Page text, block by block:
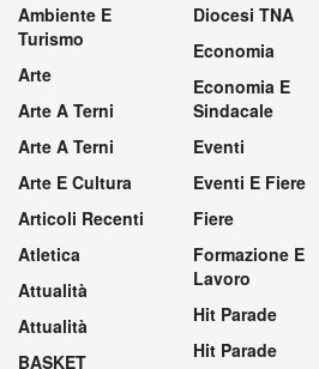
Ambiente E
Turismo
Arte
Arte A Terni
Arte A Terni
Arte E Cultura
Articoli Recenti
Atletica
Attualità
Attualità
BASKET
Diocesi TNA
Economia
Economia E
Sindacale
Eventi
Eventi E Fiere
Fiere
Formazione E
Lavoro
Hit Parade
Hit Parade